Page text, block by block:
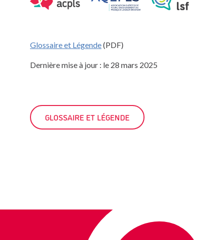
Glossaire et Légende(PDF)
Dernière mise à jour : le 28 mars 2025
GLOSSAIRE ET LÉGENDE